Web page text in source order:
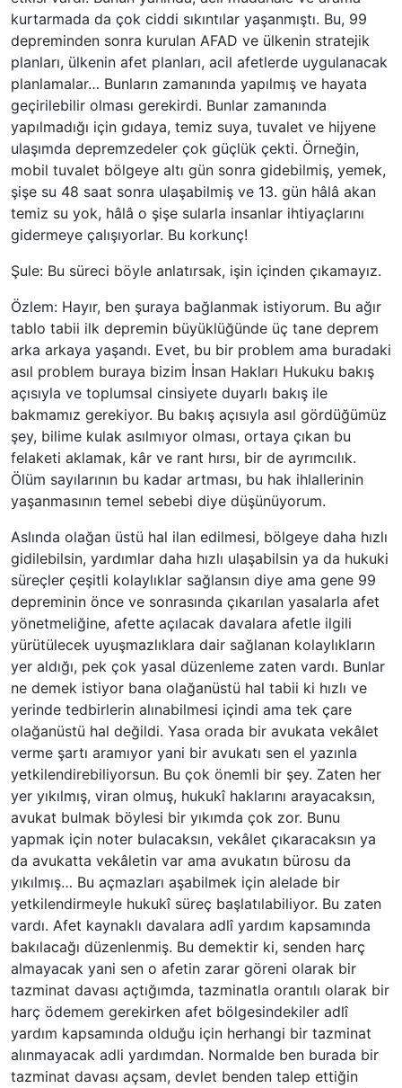
kurtarmada da çok ciddi sıkıntılar yaşanmıştı. Bu, 99
depreminden sonra kurulan AFAD ve ülkenin stratejik
planları, ülkenin afet planları, acil afetlerde uygulanacak
planlamalar… Bunların zamanında yapılmış ve hayata
geçirilebilir olması gerekirdi. Bunlar zamanında
yapılmadığı için gıdaya, temiz suya, tuvalet ve hijyene
ulaşımda depremzedeler çok güçlük çekti. Örneğin,
mobil tuvalet bölgeye altı gün sonra gidebilmiş, yemek,
şişe su 48 saat sonra ulaşabilmiş ve 13. gün hâlâ akan
temiz su yok, hâlâ o şişe sularla insanlar ihtiyaçlarını
gidermeye çalışıyorlar. Bu korkunç!
Şule: Bu süreci böyle anlatırsak, işin içinden çıkamayız.
Özlem: Hayır, ben şuraya bağlanmak istiyorum. Bu ağır
tablo tabii ilk depremin büyüklüğünde üç tane deprem
arka arkaya yaşandı. Evet, bu bir problem ama buradaki
asıl problem buraya bizim İnsan Hakları Hukuku bakış
açısıyla ve toplumsal cinsiyete duyarlı bakış ile
bakmamız gerekiyor. Bu bakış açısıyla asıl gördüğümüz
şey, bilime kulak asılmıyor olması, ortaya çıkan bu
felaketi aklamak, kâr ve rant hırsı, bir de ayrımcılık.
Ölüm sayılarının bu kadar artması, bu hak ihlallerinin
yaşanmasının temel sebebi diye düşünüyorum.
Aslında olağan üstü hal ilan edilmesi, bölgeye daha hızlı
gidilebilsin, yardımlar daha hızlı ulaşabilsin ya da hukuki
süreçler çeşitli kolaylıklar sağlansın diye ama gene 99
depreminin önce ve sonrasında çıkarılan yasalarla afet
yönetmeliğine, afette açılacak davalara afetle ilgili
yürütülecek uyuşmazlıklara dair sağlanan kolaylıkların
yer aldığı, pek çok yasal düzenleme zaten vardı. Bunlar
ne demek istiyor bana olağanüstü hal tabii ki hızlı ve
yerinde tedbirlerin alınabilmesi içindi ama tek çare
olağanüstü hal değildi. Yasa orada bir avukata vekâlet
verme şartı aramıyor yani bir avukatı sen el yazınla
yetkilendirebiliyorsun. Bu çok önemli bir şey. Zaten her
yer yıkılmış, viran olmuş, hukukî haklarını arayacaksın,
avukat bulmak böylesi bir yıkımda çok zor. Bunu
yapmak için noter bulacaksın, vekâlet çıkaracaksın ya
da avukatta vekâletin var ama avukatın bürosu da
yıkılmış… Bu açmazları aşabilmek için alelade bir
yetkilendirmeyle hukukî süreç başlatılabiliyor. Bu zaten
vardı. Afet kaynaklı davalara adlî yardım kapsamında
bakılacağı düzenlenmiş. Bu demektir ki, senden harç
almayacak yani sen o afetin zarar göreni olarak bir
tazminat davası açtığımda, tazminatla orantılı olarak bir
harç ödemem gerekirken afet bölgesindekiler adlî
yardım kapsamında olduğu için herhangi bir tazminat
alınmayacak adli yardımdan. Normalde ben burada bir
tazminat davası açsam, devlet benden talep ettiğin